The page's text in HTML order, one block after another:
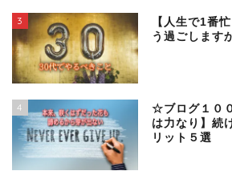
3
【人生で1番
う過ごします
4
☆ブログ１０
は力なり】続
リット５選